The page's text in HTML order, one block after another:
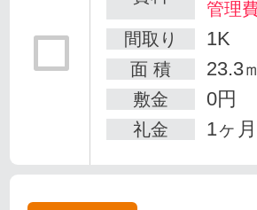
管理
間取り
1K
面 積 23.3
敷金 0円
礼金 1ヶ月